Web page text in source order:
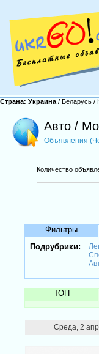
Страна: Украина / Беларусь /
Авто /
Объявления
Количество
Фильтры
Подрубрики:
ТОП
Среда, 2